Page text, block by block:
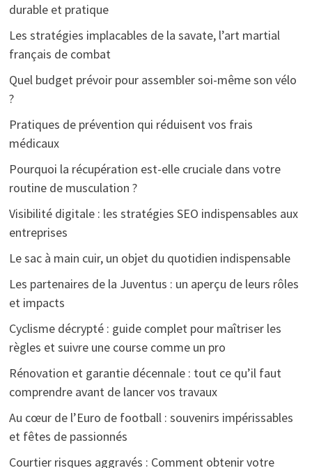
durable et pratique
Les stratégies implacables de la savate, l’art martial
français de combat
Quel budget prévoir pour assembler soi-même son vélo
?
Pratiques de prévention qui réduisent vos frais
médicaux
Pourquoi la récupération est-elle cruciale dans votre
routine de musculation ?
Visibilité digitale : les stratégies SEO indispensables aux
entreprises
Le sac à main cuir, un objet du quotidien indispensable
Les partenaires de la Juventus : un aperçu de leurs rôles
et impacts
Cyclisme décrypté : guide complet pour maîtriser les
règles et suivre une course comme un pro
Rénovation et garantie décennale : tout ce qu’il faut
comprendre avant de lancer vos travaux
Au cœur de l’Euro de football : souvenirs impérissables
et fêtes de passionnés
Courtier risques aggravés : Comment obtenir votre